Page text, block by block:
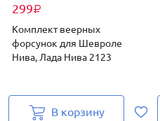
299₽
Комплект веерных
форсунок для Шевроле
Нива, Лада Нива 2123
В корзину